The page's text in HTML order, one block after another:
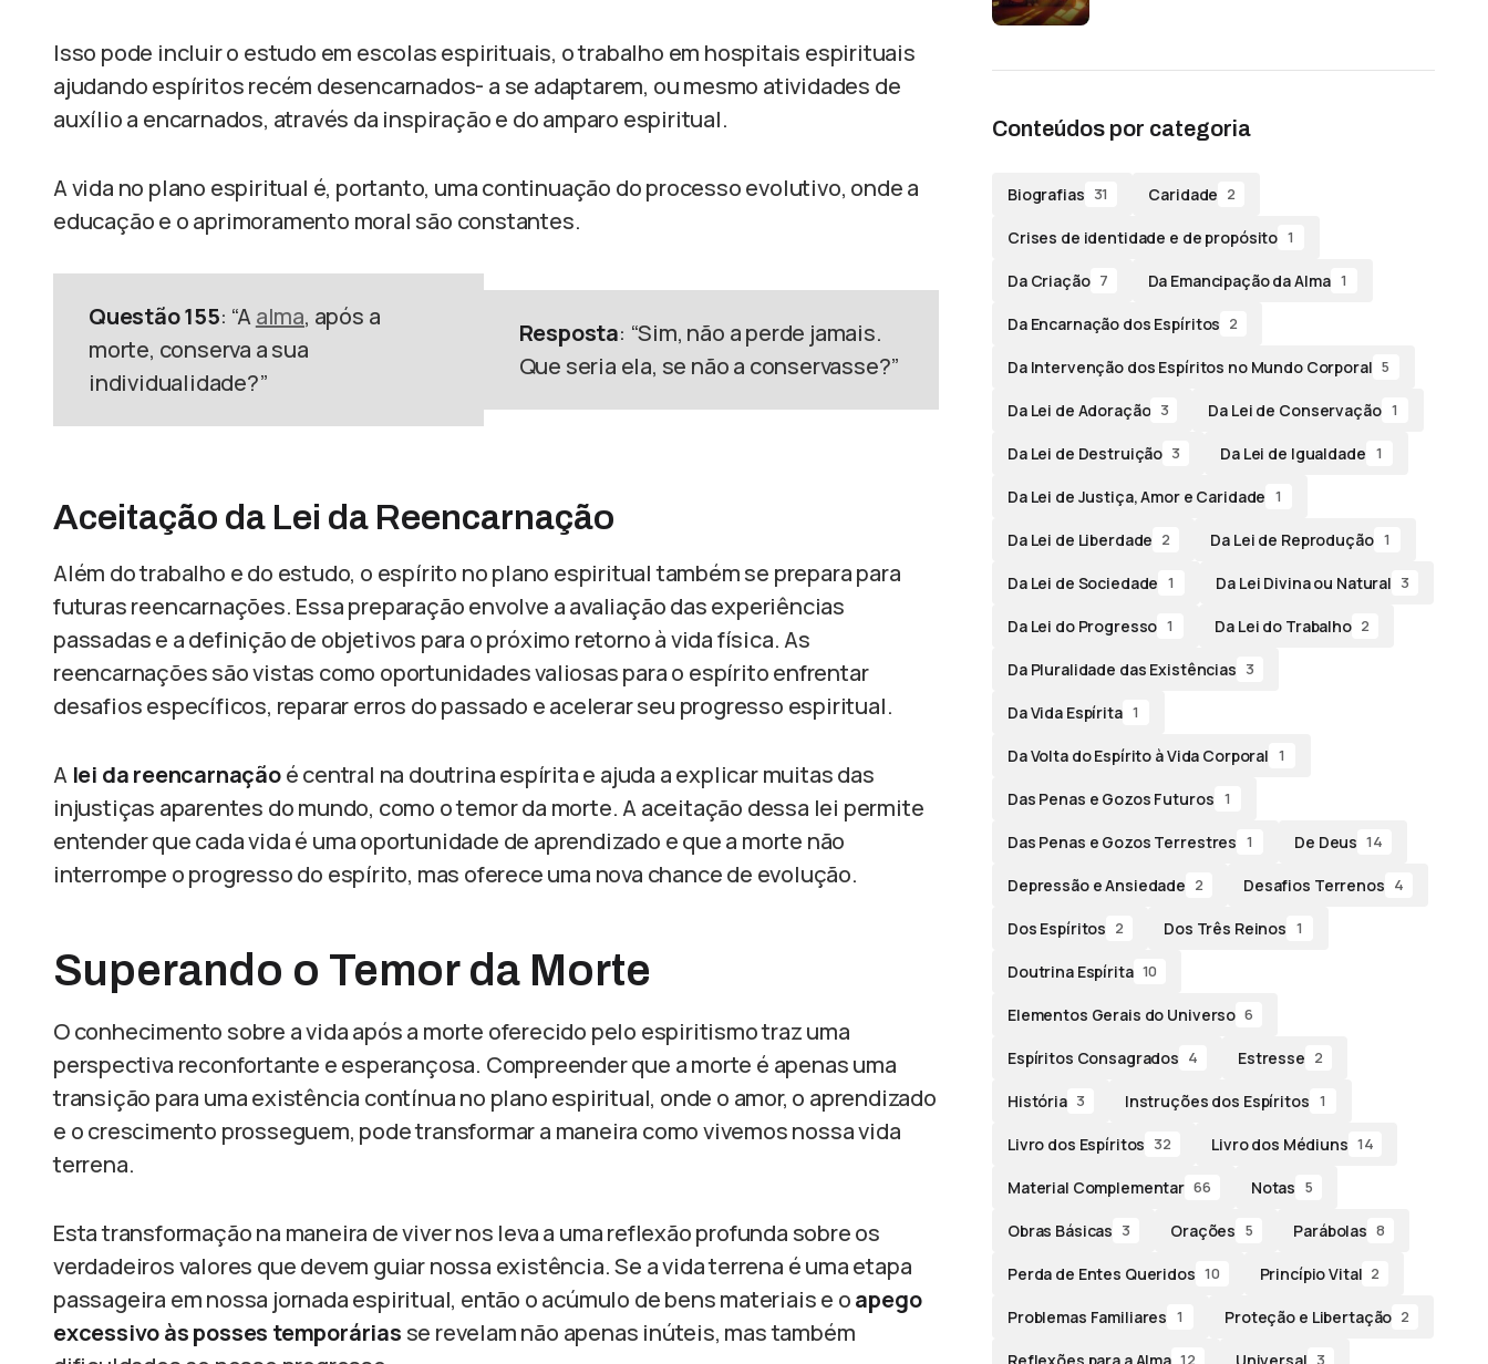
Isso pode incluir o estudo em escolas espirituais, o trabalho em hospitais espirituais
ajudando espíritos recém desencarnados- a se adaptarem, ou mesmo atividades de
auxílio a encarnados, através da inspiração e do amparo espiritual.
A vida no plano espiritual é, portanto, uma continuação do processo evolutivo, onde a
educação e o aprimoramento moral são constantes.
Questão 155: “Aalma, após a
morte, conserva a sua
individualidade?”
Resposta: “Sim, não a perde jamais.
Que seria ela, se não a conservasse?”
Aceitação da Lei da Reencarnação
Além do trabalho e do estudo, o espírito no plano espiritual também se prepara para
futuras reencarnações. Essa preparação envolve a avaliação das experiências
passadas e a definição de objetivos para o próximo retorno à vida física. As
reencarnações são vistas como oportunidades valiosas para o espírito enfrentar
desafios específicos, reparar erros do passado e acelerar seu progresso espiritual.
A lei da reencarnaçãoé central na doutrina espírita e ajuda a explicar muitas das
injustiças aparentes do mundo, como o temor da morte. A aceitação dessa lei permite
entender que cada vida é uma oportunidade de aprendizado e que a morte não
interrompe o progresso do espírito, mas oferece uma nova chance de evolução.
Superando o Temor da Morte
O conhecimento sobre a vida após a morte oferecido pelo espiritismo traz uma
perspectiva reconfortante e esperançosa. Compreender que a morte é apenas uma
transição para uma existência contínua no plano espiritual, onde o amor, o aprendizado
e o crescimento prosseguem, pode transformar a maneira como vivemos nossa vida
terrena.
Esta transformação na maneira de viver nos leva a uma reflexão profunda sobre os
verdadeiros valores que devem guiar nossa existência. Se a vida terrena é uma etapa
passageira em nossa jornada espiritual, então o acúmulo de bens materiais e oapego
excessivo às posses temporárias se revelam não apenas inúteis, mas também
Conteúdos por categoria
Biografias 31 Caridade 2
Crises de identidade e de propósito 1
Da Criação 7 Da Emancipação da Alma 1
Da Encarnação dos Espíritos 2
Da Intervenção dos Espíritos no Mundo Corporal 5
Da Lei de Adoração 3 Da Lei de Conservação 1
Da Lei de Destruição 3 Da Lei de Igualdade 1
Da Lei de Justiça, Amor e Caridade 1
Da Lei de Liberdade 2 Da Lei de Reprodução 1
Da Lei de Sociedade 1 Da Lei Divina ou Natural 3
Da Lei do Progresso 1 Da Lei do Trabalho 2
Da Pluralidade das Existências 3
Da Vida Espírita 1
Da Volta do Espírito à Vida Corporal 1
Das Penas e Gozos Futuros 1
Das Penas e Gozos Terrestres 1 De Deus 14
Depressão e Ansiedade 2 Desafios Terrenos 4
Dos Espíritos 2 Dos Três Reinos 1
Doutrina Espírita 10
Elementos Gerais do Universo 6
Espíritos Consagrados 4 Estresse 2
História 3 Instruções dos Espíritos 1
Livro dos Espíritos 32 Livro dos Médiuns 14
Material Complementar 66 Notas 5
Obras Básicas 3 Orações 5 Parábolas 8
Perda de Entes Queridos 10 Princípio Vital 2
Problemas Familiares 1 Proteção e Libertação 2
Reflexões para a Alma 12 Universal 3